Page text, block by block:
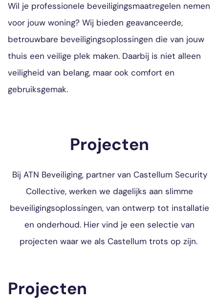
Wil je professionele beveiligingsmaatregelen nemen
voor jouw woning? Wij bieden geavanceerde,
betrouwbare beveiligingsoplossingen die van jouw
thuis een veilige plek maken. Daarbij is niet alleen
veiligheid van belang, maar ook comfort en
gebruiksgemak.
Projecten
Bij ATN Beveiliging, partner van Castellum Security
Collective, werken we dagelijks aan slimme
beveiligingsoplossingen, van ontwerp tot installatie
en onderhoud. Hier vind je een selectie van
projecten waar we als Castellum trots op zijn.
Projecten